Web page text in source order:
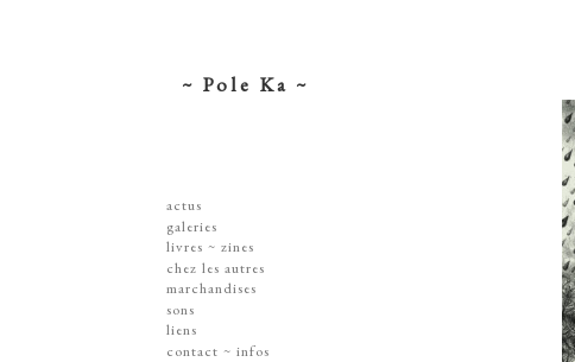
~ Pole Ka ~
actus
galeries
dessins ~ illustrations
affiches ~ concerts ~ disques
gravures
peintures
dissections ~ découpes
jouets ~ objets
livres ~ zines
chez les autres
marchandises
sérigraphies
livres & zines
gravures
sons
liens
contact ~ infos